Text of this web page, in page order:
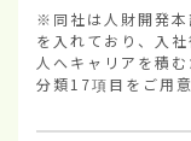
※同社は人財開発本
を入れており、入
人へキャリアを積
分類17項目をご用意